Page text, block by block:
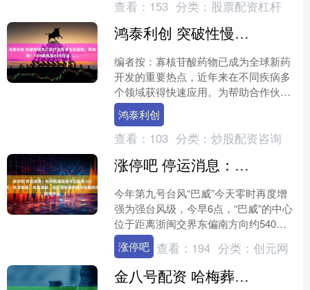
查看： 153 分类： 股票配资杠杆
鸿泰利创 突破性慢性乙肝疗法有望今年获批；降血脂！FDA再批准ASO疗法……
编者按：寡核苷酸药物已成为全球新药
开发的重要热点，近年来在不同疾病多
个领域获得快速应用。为帮助合作伙伴
更高效地推动寡核苷酸药物从实验室走
向临床，药明康德（603....
鸿泰利创
查看： 103 分类： 炒股配资咨询
涨停吧 停运消息：杭州机场取消今日航班162架次，杭深铁路、杭温高铁、杭台高铁等多趟列车临时停运
今年第九号台风“巴威”今天零时再度增
强为强台风级，今早6点，“巴威”的中心
位于距离浙闽交界东偏南方向约540公
里，中心最大风力有14级。 中央气象台
7月11日0....
涨停吧 查看： 194 分类：创元网
金八号配资 哈梅葬礼暗藏杀机？中方高层出席不止吊唁，或能镇住美以斩首阴谋